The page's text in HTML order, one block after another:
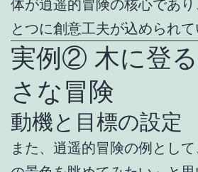
体が逍遥的冒険の核心であ
とつに創意工夫が込められて
実例② 木に登
さな冒険
動機と目標の設定
また、逍遥的冒険の例とし